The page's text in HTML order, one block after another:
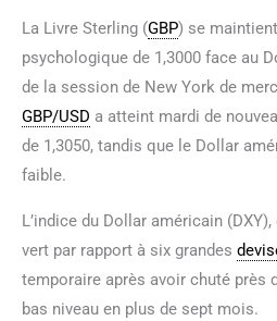
La Livre Sterling (GBP) se
psychologique de 1,3000 face au
de la session de New York de
GBP/USD a atteint mardi de
de 1,3050, tandis que le Dollar
faible.
L’indice du Dollar américain
vert par rapport à six grandes
temporaire après avoir chuté près
bas niveau en plus de sept mois.